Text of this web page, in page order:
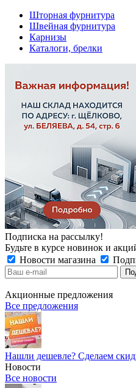
Шторная фурнитура
Швейная фурнитура
Карнизы
Каталоги, брелки
Подписка на рассылку!
Будьте в курсе новинок и
Новости магазина
Акционные предложения
Все предложения
Нашли дешевле? Сделаем
Новости
Все новости